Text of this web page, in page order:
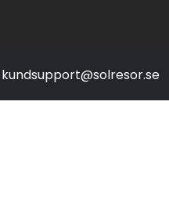
kundsupport@solresor.se